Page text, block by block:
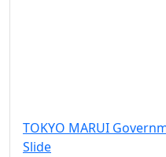
TOKYO MARUI
Slide